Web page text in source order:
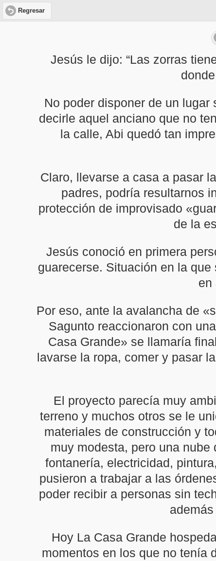
Regresar
Jesús le dijo: “Las zorras
No poder disponer de un
decirle aquel anciano que no
la calle, Abi quedó tan
Claro, llevarse a casa a pasar
padres, podría resultarnos
protección de improvisado
de la
Jesús conoció en primera
guarecerse. Situación en la
en
Por eso, ante la avalancha de
Sagunto reaccionaron con
Casa Grande» se llamaría
lavarse la ropa, comer y pasar
El proyecto parecía muy
terreno y muchos otros se le
materiales de construcción y
muy modesta, pero una
fontanería, electricidad,
pusieron a trabajar a las
poder recibir a personas sin
Hoy La Casa Grande
momentos en los que no tenía